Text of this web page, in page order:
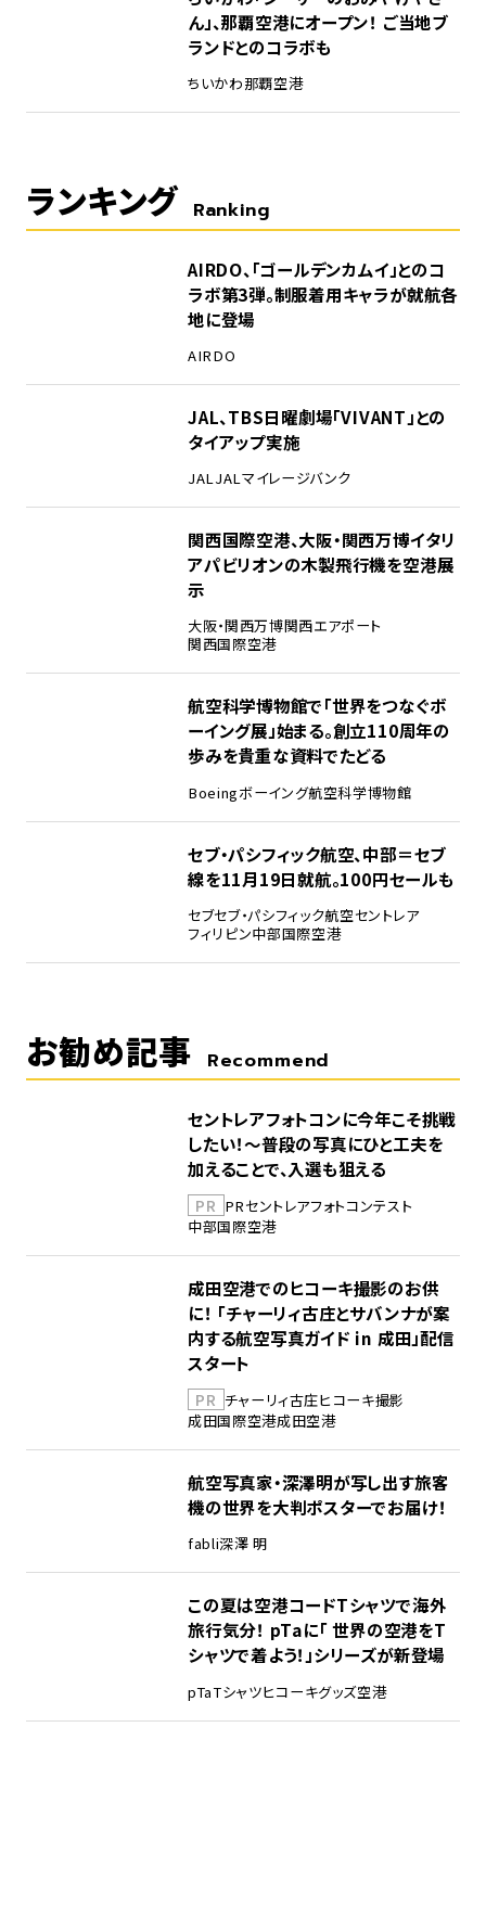
ん」、那覇空港にオープン！ ご当地ブ
ランドとのコラボも
ちいかわ那覇空港
ランキング Ranking
AIRDO、「ゴールデンカムイ」とのコ
ラボ第3弾。制服着用キャラが就航各
地に登場
AIRDO
JAL、TBS日曜劇場「VIVANT」との
タイアップ実施
JALJALマイレージバンク
関西国際空港、大阪・関西万博イタリ
アパビリオンの木製飛行機を空港展
示
大阪・関西万博関西エアポート
関西国際空港
航空科学博物館で「世界をつなぐボ
ーイング展」始まる。創立110周年の
歩みを貴重な資料でたどる
Boeingボーイング航空科学博物館
セブ・パシフィック航空、中部＝セブ
線を11月19日就航。100円セールも
セブセブ・パシフィック航空セントレア
フィリピン中部国際空港
お勧め記事 Recommend
セントレアフォトコンに今年こそ挑戦
したい！～普段の写真にひと工夫を
加えることで、入選も狙える
PR PRセントレアフォトコンテスト
中部国際空港
成田空港でのヒコーキ撮影のお供
に！ 「チャーリィ古庄とサバンナが案
内する航空写真ガイド in 成田」配信
スタート
PR チャーリィ古庄ヒコーキ撮影
成田国際空港成田空港
航空写真家・深澤明が写し出す旅客
機の世界を大判ポスターでお届け！
fabli深澤 明
この夏は空港コードTシャツで海外
旅行気分！ pTaに「 世界の空港をT
シャツで着よう！」シリーズが新登場
pTaTシャツヒコーキグッズ空港